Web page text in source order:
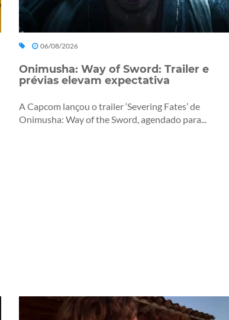
06/08/2026
Onimusha: Way of Sword: Trailer e
prévias elevam expectativa
A Capcom lançou o trailer ‘Severing Fates’ de
Onimusha: Way of the Sword, agendado para...